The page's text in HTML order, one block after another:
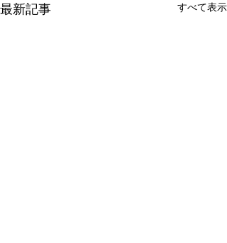
最新記事 すべて表示